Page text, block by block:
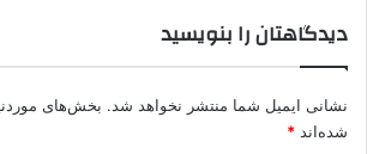
دیدگاهتان را بنویسید
نشانی ایمیل شما منتشر نخواهد شد. بخش‌های
شده‌اند *